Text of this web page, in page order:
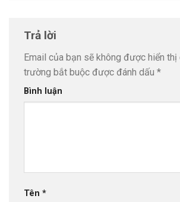
Trả lời
Email của bạn sẽ không được hiển thị
trường bắt buộc được đánh dấu *
Bình luận
Tên *